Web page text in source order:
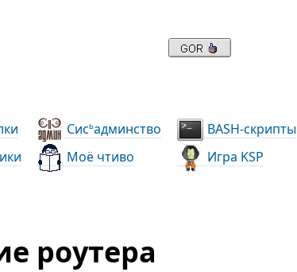
Сисьадминство
BASH-скрипты
Моё чтиво Игра KSP
роутера